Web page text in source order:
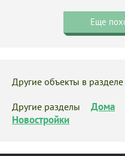
Еще
Другие объекты в разделе
Другие разделы Дома
Новостройки